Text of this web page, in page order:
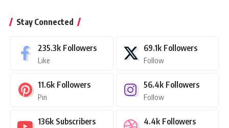
Stay Connected
235.3k Followers
Like
69.1k Followers
Follow
11.6k Followers
Pin
56.4k Followers
Follow
136k Subscribers 4.4k Followers